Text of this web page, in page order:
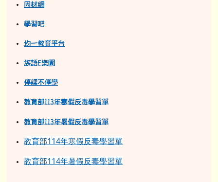
因材網
學習吧
均一教育平台
族語E樂園
停課不停學
教育部113年寒假反毒學習單
教育部113年暑假反毒學習單
教育部114年寒假反毒學習單
教育部114年暑假反毒學習單